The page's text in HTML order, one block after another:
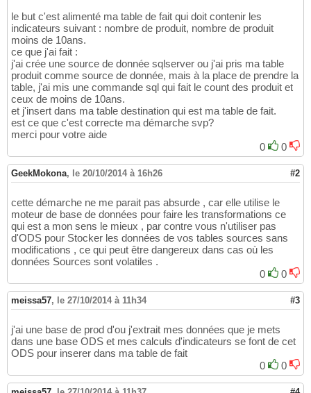
le but c'est alimenté ma table de fait qui doit contenir les
indicateurs suivant : nombre de produit, nombre de produit
moins de 10ans.
ce que j'ai fait :
j'ai crée une source de donnée sqlserver ou j'ai pris ma table
produit comme source de donnée, mais à la place de prendre la
table, j'ai mis une commande sql qui fait le count des produit et
ceux de moins de 10ans.
et j'insert dans ma table destination qui est ma table de fait.
est ce que c'est correcte ma démarche svp?
merci pour votre aide
0
0
GeekMokona, le 20/10/2014 à 16h26 #2
cette démarche ne me parait pas absurde , car elle utilise le
moteur de base de données pour faire les transformations ce
qui est a mon sens le mieux , par contre vous n'utiliser pas
d'ODS pour Stocker les données de vos tables sources sans
modifications , ce qui peut être dangereux dans cas où les
données Sources sont volatiles .
0
0
meissa57, le 27/10/2014 à 11h34 #3
j'ai une base de prod d'ou j'extrait mes données que je mets
dans une base ODS et mes calculs d'indicateurs se font de cet
ODS pour inserer dans ma table de fait
0
0